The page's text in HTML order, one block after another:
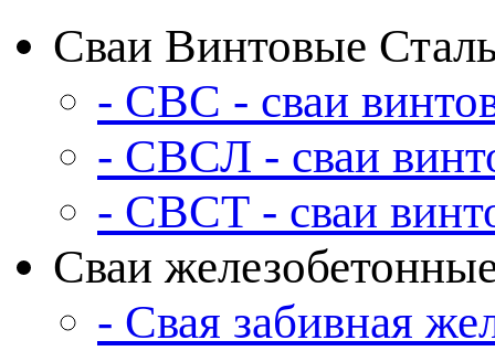
Сваи Винтовые
- СВС - сваи
- СВСЛ - сваи
- СВСТ - сваи
Сваи
- Свая забивная